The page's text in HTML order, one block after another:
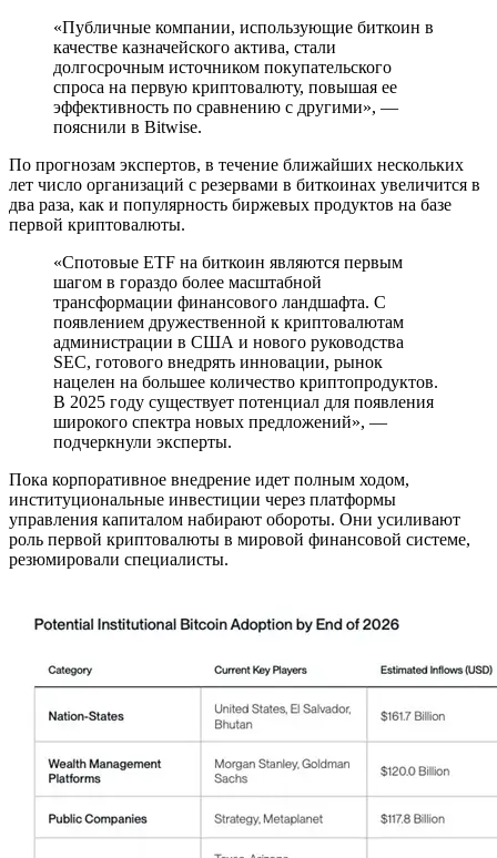
«Публичные компании, использующие биткоин в
качестве казначейского актива, стали
долгосрочным источником покупательского
спроса на первую криптовалюту, повышая ее
эффективность по сравнению с другими», —
пояснили в Bitwise.
По прогнозам экспертов, в течение ближайших нескольких
лет число организаций с резервами в биткоинах увеличится в
два раза, как и популярность биржевых продуктов на базе
первой криптовалюты.
«Спотовые ETF на биткоин являются первым
шагом в гораздо более масштабной
трансформации финансового ландшафта. С
появлением дружественной к криптовалютам
администрации в США и нового руководства
SEC, готового внедрять инновации, рынок
нацелен на большее количество криптопродуктов.
В 2025 году существует потенциал для появления
широкого спектра новых предложений», —
подчеркнули эксперты.
Пока корпоративное внедрение идет полным ходом,
институциональные инвестиции через платформы
управления капиталом набирают обороты. Они усиливают
роль первой криптовалюты в мировой финансовой системе,
резюмировали специалисты.